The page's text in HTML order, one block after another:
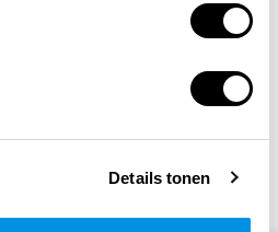
Details tonen
Abonneer